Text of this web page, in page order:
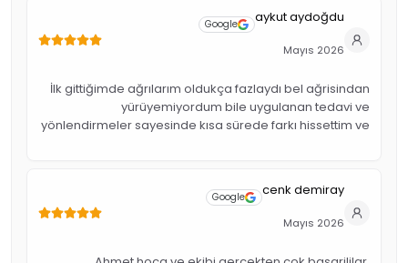
aykut aydoğdu
Google
Mayıs 2026
İlk gittiğimde ağrılarım oldukça fazlaydı bel ağrisindan
yürüyemiyordum bile uygulanan tedavi ve
yönlendirmeler sayesinde kısa sürede farkı hissettim ve
cenk demiray
Google
Mayıs 2026